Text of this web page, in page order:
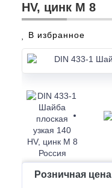
HV, цинк M 8
В избранное
Розничная цена